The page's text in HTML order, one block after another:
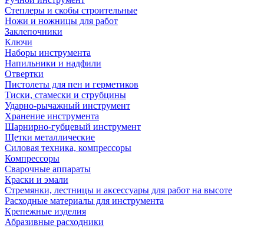
Степлеры и скобы строительные
Ножи и ножницы для работ
Заклепочники
Ключи
Наборы инструмента
Напильники и надфили
Отвертки
Пистолеты для пен и герметиков
Тиски, стамески и струбцины
Ударно-рычажный инструмент
Хранение инструмента
Шарнирно-губцевый инструмент
Щетки металлические
Силовая техника, компрессоры
Компрессоры
Сварочные аппараты
Краски и эмали
Стремянки, лестницы и аксессуары для работ на высоте
Расходные материалы для инструмента
Крепежные изделия
Абразивные расходники